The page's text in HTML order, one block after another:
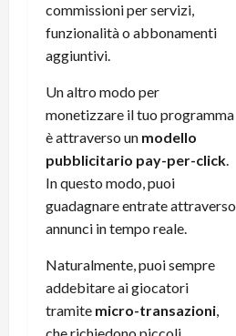
commissioni per servizi,
funzionalità o abbonamenti
aggiuntivi.
Un altro modo per
monetizzare il tuo programma
è attraverso un modello
pubblicitario pay-per-click.
In questo modo, puoi
guadagnare entrate attraverso
annunci in tempo reale.
Naturalmente, puoi sempre
addebitare ai giocatori
tramite micro-transazioni,